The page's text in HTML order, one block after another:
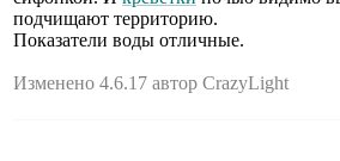
подчищают территорию.
Показатели воды отличные.
Изменено 4.6.17 автор CrazyLight